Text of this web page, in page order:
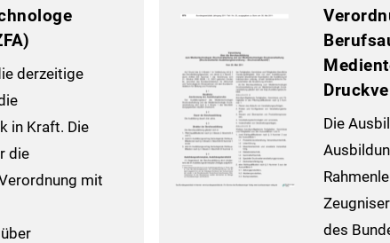
derzeitige
in Kraft. Die
die
mit
Die
des